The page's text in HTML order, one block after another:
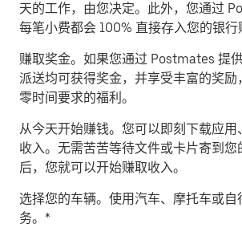
天的工作，由您决定。此外，您通过
每笔小费都会 100% 直接存入您的银行
赚取奖金。 如果您通过 Postmates 提
派送均可获得奖金，并享受丰富的奖励
零时间要求的福利。
从今天开始赚钱。 您可以即刻下载应用
收入。无需苦苦等待文件或卡片寄到
后，您就可以开始赚取收入。
选择您的车辆。使用汽车、摩托车或自
务。*